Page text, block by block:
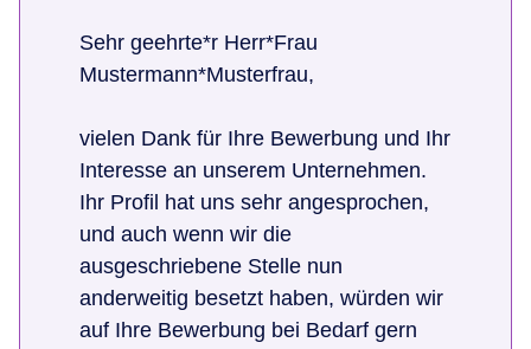
Sehr geehrte*r Herr*Frau
Mustermann*Musterfrau,
vielen Dank für Ihre Bewerbung und Ihr
Interesse an unserem Unternehmen.
Ihr Profil hat uns sehr angesprochen,
und auch wenn wir die
ausgeschriebene Stelle nun
anderweitig besetzt haben, würden wir
auf Ihre Bewerbung bei Bedarf gern